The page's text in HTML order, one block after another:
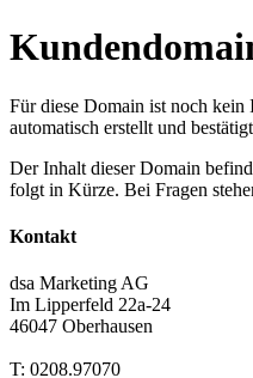
Für diese Domain ist noch
automatisch erstellt und
Der Inhalt dieser Domain
folgt in Kürze. Bei Fragen
Kontakt
dsa Marketing AG
Im Lipperfeld 22a-24
46047 Oberhausen
T: 0208.97070